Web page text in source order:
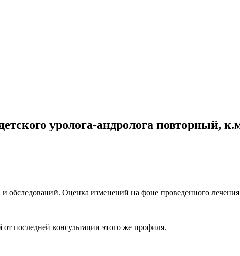
уролога-андролога повторный,
Оценка изменений на фоне проведенного
от последней консультации этого же профиля.